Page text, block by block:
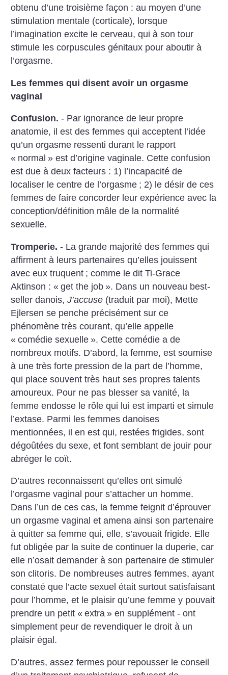
obtenu d’une troisième façon : au moyen d’une
stimulation mentale (corticale), lorsque
l’imagination excite le cerveau, qui à son tour
stimule les corpuscules génitaux pour aboutir à
l’orgasme.
Les femmes qui disent avoir un orgasme
vaginal
Confusion. - Par ignorance de leur propre
anatomie, il est des femmes qui acceptent l’idée
qu’un orgasme ressenti durant le rapport
« normal » est d’origine vaginale. Cette confusion
est due à deux facteurs : 1) l’incapacité de
localiser le centre de l’orgasme ; 2) le désir de ces
femmes de faire concorder leur expérience avec la
conception/définition mâle de la normalité
sexuelle.
Tromperie.- La grande majorité des femmes qui
affirment à leurs partenaires qu’elles jouissent
avec eux truquent ; comme le dit Ti-Grace
Aktinson : « get the job ». Dans un nouveau best-
seller danois,J’accuse (traduit par moi), Mette
Ejlersen se penche précisément sur ce
phénomène très courant, qu’elle appelle
« comédie sexuelle ». Cette comédie a de
nombreux motifs. D’abord, la femme, est soumise
à une très forte pression de la part de l’homme,
qui place souvent très haut ses propres talents
amoureux. Pour ne pas blesser sa vanité, la
femme endosse le rôle qui lui est imparti et simule
l’extase. Parmi les femmes danoises
mentionnées, il en est qui, restées frigides, sont
dégoûtées du sexe, et font semblant de jouir pour
abréger le coït.
D’autres reconnaissent qu’elles ont simulé
l’orgasme vaginal pour s’attacher un homme.
Dans l’un de ces cas, la femme feignit d’éprouver
un orgasme vaginal et amena ainsi son partenaire
à quitter sa femme qui, elle, s’avouait frigide. Elle
fut obligée par la suite de continuer la duperie, car
elle n’osait demander à son partenaire de stimuler
son clitoris. De nombreuses autres femmes, ayant
constaté que l’acte sexuel était surtout satisfaisant
pour l’homme, et le plaisir qu’une femme y pouvait
prendre un petit « extra » en supplément - ont
simplement peur de revendiquer le droit à un
plaisir égal.
D’autres, assez fermes pour repousser le conseil